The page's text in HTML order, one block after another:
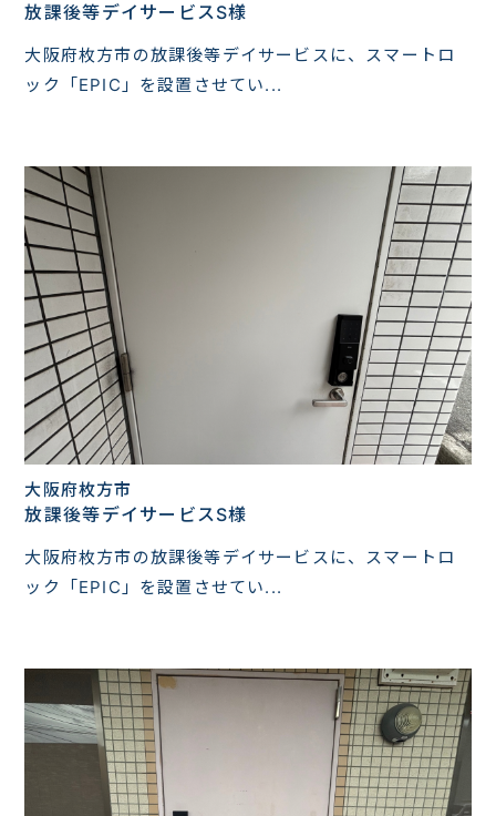
放課後等デイサービスS様
大阪府枚方市の放課後等デイサービスに、スマートロ
ック「EPIC」を設置させてい...
大阪府枚方市
放課後等デイサービスS様
大阪府枚方市の放課後等デイサービスに、スマートロ
ック「EPIC」を設置させてい...